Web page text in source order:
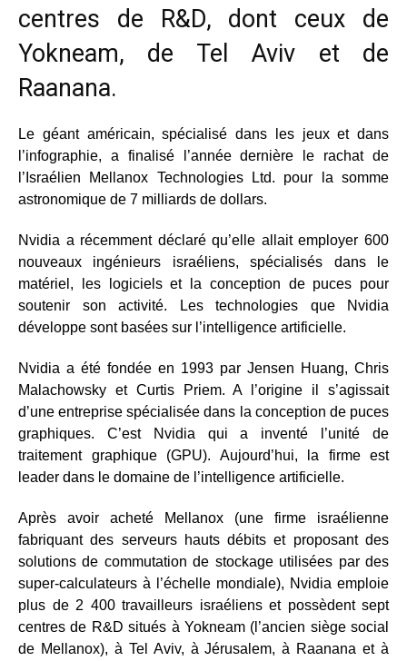
centres de R&D, dont ceux de
Yokneam, de Tel Aviv et de
Raanana.
Le géant américain, spécialisé dans les jeux et dans
l’infographie, a finalisé l’année dernière le rachat de
l’Israélien Mellanox Technologies Ltd. pour la somme
astronomique de 7 milliards de dollars.
Nvidia a récemment déclaré qu’elle allait employer 600
nouveaux ingénieurs israéliens, spécialisés dans le
matériel, les logiciels et la conception de puces pour
soutenir son activité. Les technologies que Nvidia
développe sont basées sur l’intelligence artificielle.
Nvidia a été fondée en 1993 par Jensen Huang, Chris
Malachowsky et Curtis Priem. A l’origine il s’agissait
d’une entreprise spécialisée dans la conception de puces
graphiques. C’est Nvidia qui a inventé l’unité de
traitement graphique (GPU). Aujourd’hui, la firme est
leader dans le domaine de l’intelligence artificielle.
Après avoir acheté Mellanox (une firme israélienne
fabriquant des serveurs hauts débits et proposant des
solutions de commutation de stockage utilisées par des
super-calculateurs à l’échelle mondiale), Nvidia emploie
plus de 2 400 travailleurs israéliens et possèdent sept
centres de R&D situés à Yokneam (l’ancien siège social
de Mellanox), à Tel Aviv, à Jérusalem, à Raanana et à